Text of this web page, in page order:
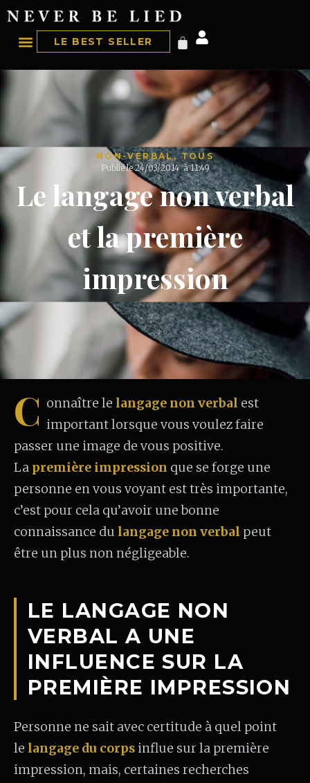
LE BEST SELLER
NON-VERBAL,TOUS
Publié le 24/03/2014 à 11:49
Le langage non verbal
et la première
impression
C onnaître le langage non verbal est
important lorsque vous voulez faire
passer une image de vous positive.
La première impression que se forge une
personne en vous voyant est très importante,
c’est pour cela qu’avoir une bonne
connaissance du langage non verbal peut
être un plus non négligeable.
LE LANGAGE NON
VERBAL A UNE
INFLUENCE SUR LA
PREMIÈRE IMPRESSION
Personne ne sait avec certitude à quel point
le langage du corpsinflue sur la première
impression, mais, certaines recherches